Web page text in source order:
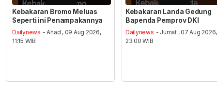
Kebakaran Bromo Meluas
Seperti ini Penampakannya
Dailynews - Ahad , 09 Aug 2026,
11:15 WIB
Kebakaran Landa Gedung
Bapenda Pemprov DKI
Dailynews - Jumat , 07 Aug 2026,
23:00 WIB